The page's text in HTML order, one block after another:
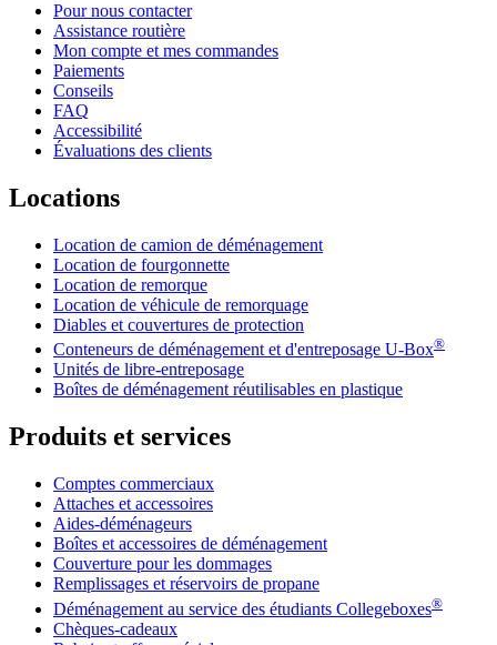
Pour nous contacter
Assistance routière
Mon compte et mes commandes
Paiements
Conseils
FAQ
Accessibilité
Évaluations des clients
Locations
Location de camion de déménagement
Location de fourgonnette
Location de remorque
Location de véhicule de remorquage
Diables et couvertures de protection
Conteneurs de déménagement et d'entreposage U-Box®
Unités de libre-entreposage
Boîtes de déménagement réutilisables en plastique
Produits et services
Comptes commerciaux
Attaches et accessoires
Aides-déménageurs
Boîtes et accessoires de déménagement
Couverture pour les dommages
Remplissages et réservoirs de propane
Déménagement au service des étudiants Collegeboxes®
Chèques-cadeaux